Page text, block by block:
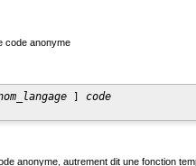
code anonyme
] code
anonyme, autrement dit une fonction